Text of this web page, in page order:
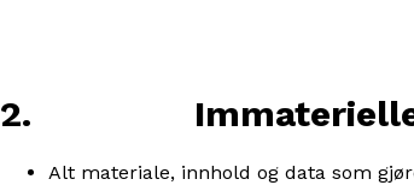
2. Immaterielle
Alt materiale, innhold og data som